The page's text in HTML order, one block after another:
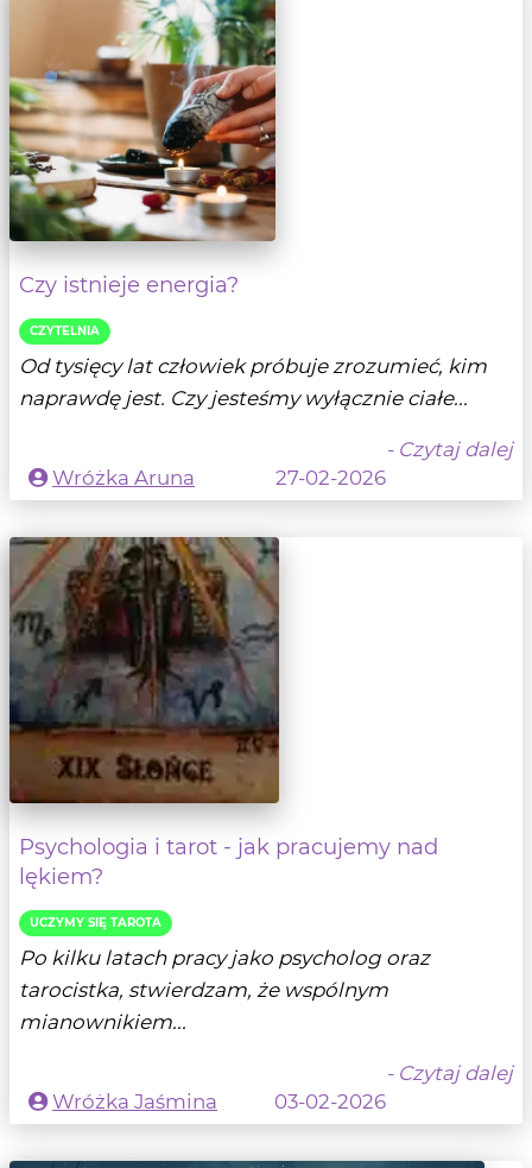
Czy istnieje energia?
CZYTELNIA
Od tysięcy lat człowiek próbuje zrozumieć, kim
naprawdę jest. Czy jesteśmy wyłącznie ciałe...
- Czytaj dalej
Wróżka Aruna
27-02-2026
Psychologia i tarot - jak pracujemy nad
lękiem?
UCZYMY SIĘ TAROTA
Po kilku latach pracy jako psycholog oraz
tarocistka, stwierdzam, że wspólnym
mianownikiem...
- Czytaj dalej
Wróżka Jaśmina
03-02-2026